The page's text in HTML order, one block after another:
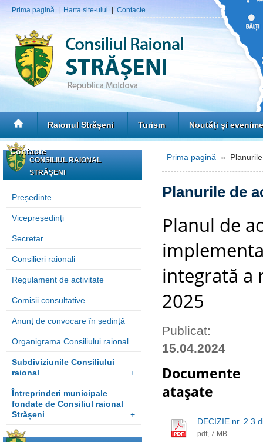
Prima pagină Harta site-ului Contacte
Raionul Strășeni Turism Noutăţi și
Contacte
CONSILIUL RAIONAL
STRĂȘENI
Președinte
Vicepreședinți
Secretar
Consilieri raionali
Regulament de activitate
Comisii consultative
Anunț de convocare în ședință
Organigrama Consiliului raional
Subdiviziunile Consiliului
raional
+
Întreprinderi municipale
fondate de Consiliul raional
Strășeni
+
Prima pagină »
Planurile de
Planul de
integrată a
2025
Publicat:
15.04.2024
Documente
ataşate
DECIZIE nr. 2.3
pdf, 7 MB